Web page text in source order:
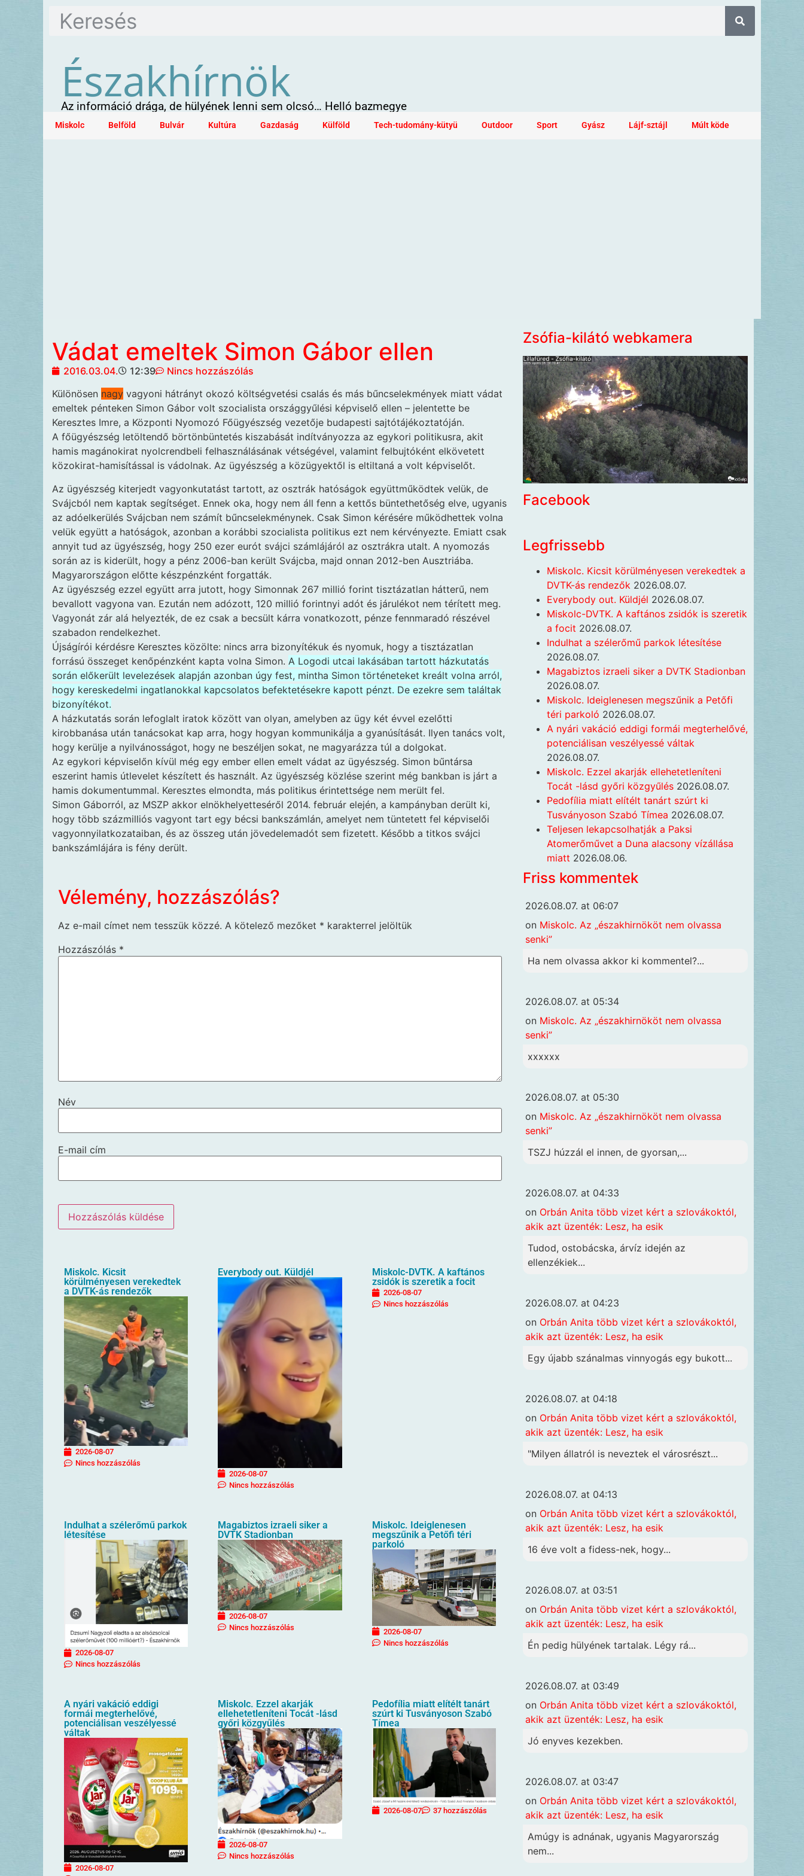
Északhírnök
Az információ drága, de hülyének lenni sem olcsó… Helló bazmegye
Miskolc Belföld Bulvár Kultúra Gazdaság Külföld Tech-tudomány-kütyü Outdoor Sport Gyász Lájf-sztájl Múlt köde
Vádat emeltek Simon Gábor ellen
2016.03.04. 12:39
Nincs hozzászólás
Különösen nagy vagyoni hátrányt okozó költségvetési csalás és más bűncselekmények miatt vádat
emeltek pénteken Simon Gábor volt szocialista országgyűlési képviselő ellen – jelentette be
Keresztes Imre, a Központi Nyomozó Főügyészség vezetője budapesti sajtótájékoztatóján.
A főügyészség letöltendő börtönbüntetés kiszabását indítványozza az egykori politikusra, akit
hamis magánokirat nyolcrendbeli felhasználásának vétségével, valamint felbujtóként elkövetett
közokirat-hamisítással is vádolnak. Az ügyészség a közügyektől is eltiltaná a volt képviselőt.
Az ügyészség kiterjedt vagyonkutatást tartott, az osztrák hatóságok együttműködtek velük, de
Svájcból nem kaptak segítséget. Ennek oka, hogy nem áll fenn a kettős büntethetőség elve, ugyanis
az adóelkerülés Svájcban nem számít bűncselekménynek. Csak Simon kérésére működhettek volna
velük együtt a hatóságok, azonban a korábbi szocialista politikus ezt nem kérvényezte. Emiatt csak
annyit tud az ügyészség, hogy 250 ezer eurót svájci számlájáról az osztrákra utalt. A nyomozás
során az is kiderült, hogy a pénz 2006-ban került Svájcba, majd onnan 2012-ben Ausztriába.
Magyarországon előtte készpénzként forgatták.
Az ügyészség ezzel együtt arra jutott, hogy Simonnak 267 millió forint tisztázatlan hátterű, nem
bevallott vagyona van. Ezután nem adózott, 120 millió forintnyi adót és járulékot nem térített meg.
Vagyonát zár alá helyezték, de ez csak a becsült kárra vonatkozott, pénze fennmaradó részével
szabadon rendelkezhet.
Újságírói kérdésre Keresztes közölte: nincs arra bizonyítékuk és nyomuk, hogy a tisztázatlan
forrású összeget kenőpénzként kapta volna Simon. A Logodi utcai lakásában tartott házkutatás
során előkerült levelezések alapján azonban úgy fest, mintha Simon történeteket kreált volna arról,
hogy kereskedelmi ingatlanokkal kapcsolatos befektetésekre kapott pénzt. De ezekre sem találtak
bizonyítékot.
A házkutatás során lefoglalt iratok között van olyan, amelyben az ügy két évvel ezelőtti
kirobbanása után tanácsokat kap arra, hogy hogyan kommunikálja a gyanúsítását. Ilyen tanács volt,
hogy kerülje a nyilvánosságot, hogy ne beszéljen sokat, ne magyarázza túl a dolgokat.
Az egykori képviselőn kívül még egy ember ellen emelt vádat az ügyészség. Simon bűntársa
eszerint hamis útlevelet készített és használt. Az ügyészség közlése szerint még bankban is járt a
hamis dokumentummal. Keresztes elmondta, más politikus érintettsége nem merült fel.
Simon Gáborról, az MSZP akkor elnökhelyetteséről 2014. február elején, a kampányban derült ki,
hogy több százmilliós vagyont tart egy bécsi bankszámlán, amelyet nem tüntetett fel képviselői
vagyonnyilatkozataiban, és az összeg után jövedelemadót sem fizetett. Később a titkos svájci
bankszámlájára is fény derült.
Vélemény, hozzászólás?
Az e-mail címet nem tesszük közzé. A kötelező mezőket * karakterrel jelöltük
Hozzászólás *
Név
E-mail cím
Miskolc. Kicsit
körülményesen verekedtek
a DVTK-ás rendezők
2026-08-07
Nincs hozzászólás
Everybody out. Küldjél
2026-08-07
Nincs hozzászólás
Miskolc-DVTK. A kaftános
zsidók is szeretik a focit
2026-08-07
Nincs hozzászólás
Indulhat a szélerőmű parkok
létesítése
2026-08-07
Nincs hozzászólás
Magabiztos izraeli siker a
DVTK Stadionban
2026-08-07
Nincs hozzászólás
Miskolc. Ideiglenesen
megszűnik a Petőfi téri
parkoló
2026-08-07
Nincs hozzászólás
A nyári vakáció eddigi
formái megterhelővé,
potenciálisan veszélyessé
váltak
2026-08-07
Miskolc. Ezzel akarják
ellehetetleníteni Tocát -lásd
győri közgyűlés
2026-08-07
Nincs hozzászólás
Pedofília miatt elítélt tanárt
szúrt ki Tusványoson Szabó
Tímea
2026-08-07 37 hozzászólás
Zsófia-kilátó webkamera
Facebook
Legfrissebb
Miskolc. Kicsit körülményesen verekedtek a
DVTK-ás rendezők 2026.08.07.
Everybody out. Küldjél 2026.08.07.
Miskolc-DVTK. A kaftános zsidók is szeretik
a focit 2026.08.07.
Indulhat a szélerőmű parkok létesítése
2026.08.07.
Magabiztos izraeli siker a DVTK Stadionban
2026.08.07.
Miskolc. Ideiglenesen megszűnik a Petőfi
téri parkoló 2026.08.07.
A nyári vakáció eddigi formái megterhelővé,
potenciálisan veszélyessé váltak
2026.08.07.
Miskolc. Ezzel akarják ellehetetleníteni
Tocát -lásd győri közgyűlés 2026.08.07.
Pedofília miatt elítélt tanárt szúrt ki
Tusványoson Szabó Tímea 2026.08.07.
Teljesen lekapcsolhatják a Paksi
Atomerőművet a Duna alacsony vízállása
miatt 2026.08.06.
Friss kommentek
2026.08.07. at 06:07
on Miskolc. Az „északhirnököt nem olvassa
senki”
Ha nem olvassa akkor ki kommentel?...
2026.08.07. at 05:34
on Miskolc. Az „északhirnököt nem olvassa
senki”
xxxxxx
2026.08.07. at 05:30
on Miskolc. Az „északhirnököt nem olvassa
senki”
TSZJ húzzál el innen, de gyorsan,...
2026.08.07. at 04:33
on Orbán Anita több vizet kért a szlovákoktól,
akik azt üzenték: Lesz, ha esik
Tudod, ostobácska, árvíz idején az
ellenzékiek...
2026.08.07. at 04:23
on Orbán Anita több vizet kért a szlovákoktól,
akik azt üzenték: Lesz, ha esik
Egy újabb szánalmas vinnyogás egy bukott...
2026.08.07. at 04:18
on Orbán Anita több vizet kért a szlovákoktól,
akik azt üzenték: Lesz, ha esik
"Milyen állatról is neveztek el városrészt...
2026.08.07. at 04:13
on Orbán Anita több vizet kért a szlovákoktól,
akik azt üzenték: Lesz, ha esik
16 éve volt a fidess-nek, hogy...
2026.08.07. at 03:51
on Orbán Anita több vizet kért a szlovákoktól,
akik azt üzenték: Lesz, ha esik
Én pedig hülyének tartalak. Légy rá...
2026.08.07. at 03:49
on Orbán Anita több vizet kért a szlovákoktól,
akik azt üzenték: Lesz, ha esik
Jó enyves kezekben.
2026.08.07. at 03:47
on Orbán Anita több vizet kért a szlovákoktól,
akik azt üzenték: Lesz, ha esik
Amúgy is adnának, ugyanis Magyarország
nem...